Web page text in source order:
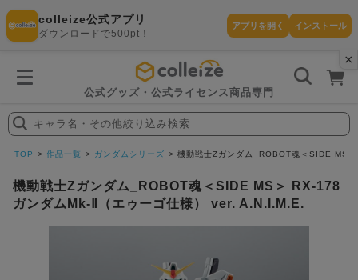
×
colleize公式アプリ
ダウンロードで500pt！
アプリを開く インストール
公式グッズ・公式ライセンス商品専門
探
す
キャラ名・その他絞り込み検索
TOP 作品一覧 ガンダムシリーズ 機動戦士Ζガンダム_ROBOT魂＜SIDE MS
機動戦士Ζガンダム_ROBOT魂＜SIDE MS＞ RX-178
ガンダムMk-Ⅱ（エゥーゴ仕様） ver. A.N.I.M.E.